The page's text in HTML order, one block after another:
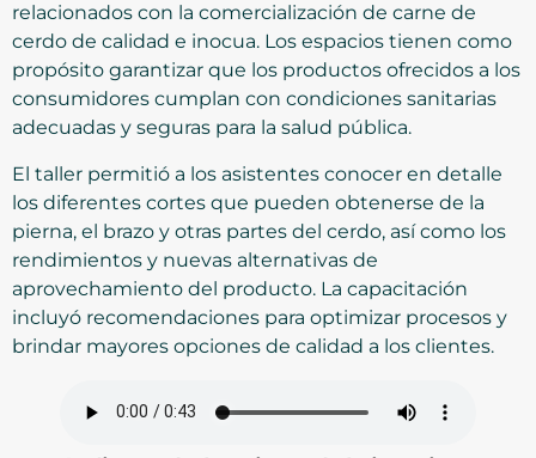
relacionados con la comercialización de carne de
cerdo de calidad e inocua. Los espacios tienen como
propósito garantizar que los productos ofrecidos a los
consumidores cumplan con condiciones sanitarias
adecuadas y seguras para la salud pública.
El taller permitió a los asistentes conocer en detalle
los diferentes cortes que pueden obtenerse de la
pierna, el brazo y otras partes del cerdo, así como los
rendimientos y nuevas alternativas de
aprovechamiento del producto. La capacitación
incluyó recomendaciones para optimizar procesos y
brindar mayores opciones de calidad a los clientes.